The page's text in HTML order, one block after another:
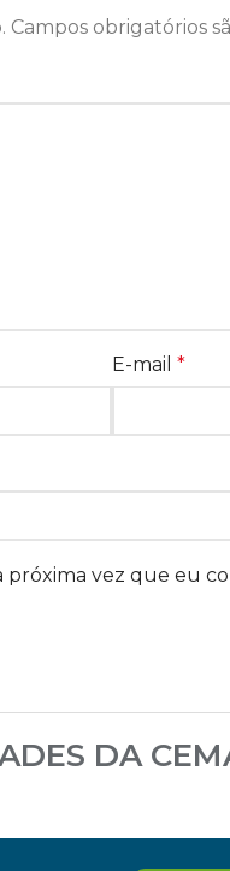
Campos obrigatórios
E-mail*
próxima vez que eu
DA